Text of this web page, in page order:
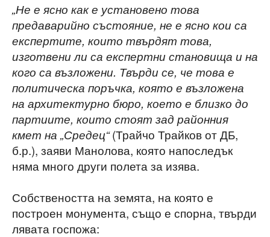
„Не е ясно как е установено това
предаварийно състояние, не е ясно кои са
експертите, които твърдят това,
изготвени ли са експертни становища и на
кого са възложени. Твърди се, че това е
политическа поръчка, която е възложена
на архитектурно бюро, което е близко до
партиите, които стоят зад районния
кмет на „Средец“(Трайчо Трайков от ДБ,
б.р.), заяви Манолова, която напоследък
няма много други полета за изява.
Собствеността на земята, на която е
построен монумента, също е спорна, твърди
лявата госпожа: